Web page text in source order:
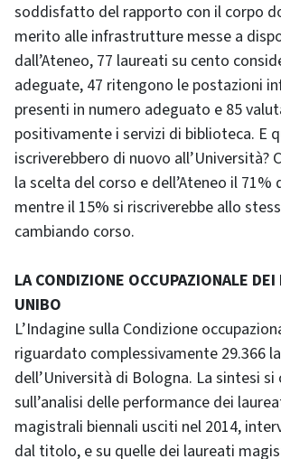
soddisfatto del rapporto con il corpo
merito alle infrastrutture messe a
dall’Ateneo, 77 laureati su cento
adeguate, 47 ritengono le postazioni
presenti in numero adeguato e 85
positivamente i servizi di biblioteca. E
iscriverebbero di nuovo all’Università?
la scelta del corso e dell’Ateneo il 71%
mentre il 15% si riscriverebbe allo
cambiando corso.
LA CONDIZIONE OCCUPAZIONALE DEI
UNIBO
L’Indagine sulla Condizione
riguardato complessivamente 29.366
dell’Università di Bologna. La sintesi si
sull’analisi delle performance dei
magistrali biennali usciti nel 2014,
dal titolo, e su quelle dei laureati